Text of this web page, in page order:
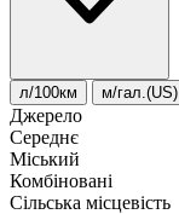
л/100км м/гал.(US)
Джерело
Середнє
Міський
Комбіновані
Сільська місцевість